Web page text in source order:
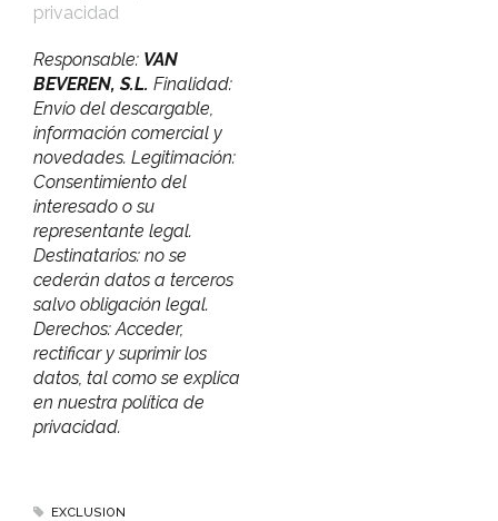
privacidad
Responsable: VAN
BEVEREN, S.L. Finalidad:
Envío del descargable,
información comercial y
novedades. Legitimación:
Consentimiento del
interesado o su
representante legal.
Destinatarios: no se
cederán datos a terceros
salvo obligación legal.
Derechos: Acceder,
rectificar y suprimir los
datos, tal como se explica
en nuestra política de
privacidad.
EXCLUSION